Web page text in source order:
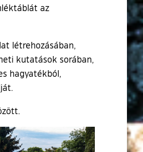
az
létrehozásában,
kutatások sorában,
hagyatékból,